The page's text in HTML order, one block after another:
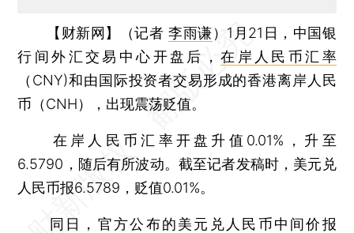
【财新网】（记者李雨谦） 1月21日，中国银
行间外汇交易中心开盘后，在岸人民币汇率
（CNY)和由国际投资者交易形成的香港离岸人民
币（CNH），出现震荡贬值。
在岸人民币汇率开盘升值0.01%，升至
6.5790，随后有所波动。截至记者发稿时，美元兑
人民币报6.5789，贬值0.01%。
同日，官方公布的美元兑人民币中间价报